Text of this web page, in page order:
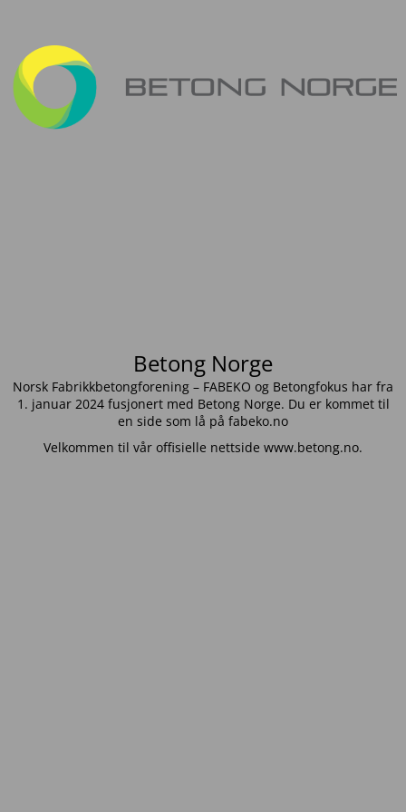
Betong Norge
Norsk Fabrikkbetongforening – FABEKO og Betongfokus har fra
1. januar 2024 fusjonert med Betong Norge. Du er kommet til
en side som lå på fabeko.no
Velkommen til vår offisielle nettside www.betong.no.